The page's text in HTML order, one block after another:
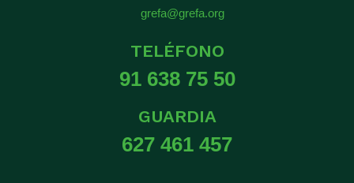
grefa@grefa.org
TELÉFONO
91 638 75 50
GUARDIA
627 461 457